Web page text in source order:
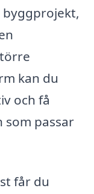
kan du
och få
som passar
får du